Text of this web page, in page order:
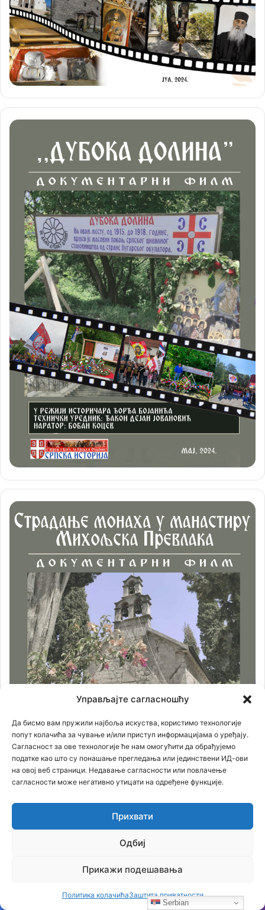
Управљајте сагласношћу
Да бисмо вам пружили најбоља искуства, користимо технологије
попут колачића за чување и/или приступ информацијама о уређају.
Сагласност за ове технологије ће нам омогућити да обрађујемо
податке као што су понашање прегледања или јединствени ИД-ови
на овој веб страници. Недавање сагласности или повлачење
сагласности може негативно утицати на одређене функције.
Прихвати
Одбиј
Прикажи подешавања
Политика колачићаЗаштита приватности
Serbian